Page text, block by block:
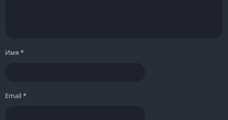
Имя *
Email*